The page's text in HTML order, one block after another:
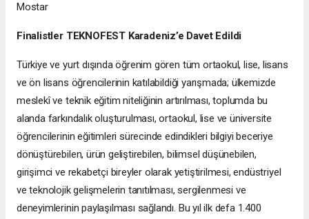
Mostar
Finalistler TEKNOFEST Karadeniz’e Davet Edildi
Türkiye ve yurt dışında öğrenim gören tüm ortaokul, lise, lisans
ve ön lisans öğrencilerinin katılabildiği yarışmada; ülkemizde
meslekî ve teknik eğitim niteliğinin artırılması, toplumda bu
alanda farkındalık oluşturulması, ortaokul, lise ve üniversite
öğrencilerinin eğitimleri sürecinde edindikleri bilgiyi beceriye
dönüştürebilen, ürün geliştirebilen, bilimsel düşünebilen,
girişimci ve rekabetçi bireyler olarak yetiştirilmesi, endüstriyel
ve teknolojik gelişmelerin tanıtılması, sergilenmesi ve
deneyimlerinin paylaşılması sağlandı. Bu yıl ilk defa 1.400